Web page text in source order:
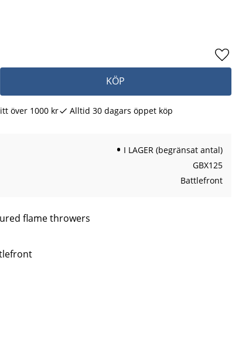
KÖP
Lägg
över 1000 kr Alltid 30 dagars öppet köp
I LAGER (begränsat antal)
GBX125
Battlefront
flame throwers